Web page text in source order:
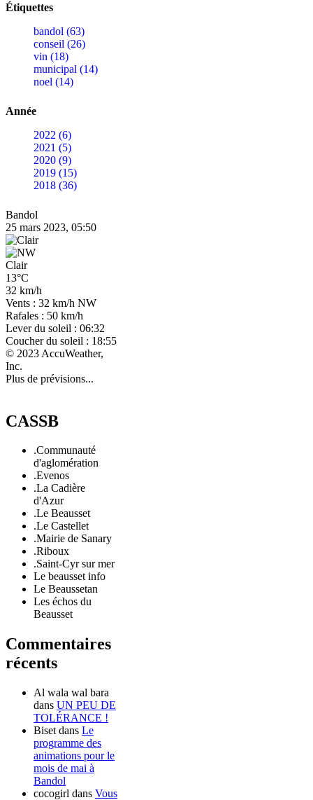
Étiquettes
bandol (63)
conseil (26)
vin (18)
municipal (14)
noel (14)
Année
2022 (6)
2021 (5)
2020 (9)
2019 (15)
2018 (36)
Bandol
25 mars 2023, 05:50
Clair
13°C
32 km/h
Vents : 32 km/h NW
Rafales : 50 km/h
Lever du soleil : 06:32
Coucher du soleil : 18:55
© 2023 AccuWeather,
Inc.
Plus de prévisions...
CASSB
.Communauté
d'aglomération
.Evenos
.La Cadière
d'Azur
.Le Beausset
.Le Castellet
.Mairie de Sanary
.Riboux
.Saint-Cyr sur mer
Le beausset info
Le Beaussetan
Les échos du
Beausset
Commentaires
récents
Al wala wal bara
dans UN PEU DE
TOLÉRANCE !
Biset dans Le
programme des
animations pour le
mois de mai à
Bandol
cocogirl dans Vous